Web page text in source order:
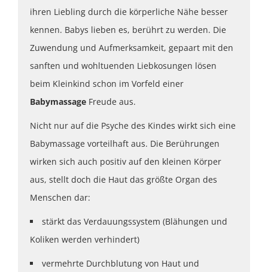
ihren Liebling durch die körperliche Nähe besser
kennen. Babys lieben es, berührt zu werden. Die
Zuwendung und Aufmerksamkeit, gepaart mit den
sanften und wohltuenden Liebkosungen lösen
beim Kleinkind schon im Vorfeld einer
Babymassage Freude aus.
Nicht nur auf die Psyche des Kindes wirkt sich eine
Babymassage vorteilhaft aus. Die Berührungen
wirken sich auch positiv auf den kleinen Körper
aus, stellt doch die Haut das größte Organ des
Menschen dar:
stärkt das Verdauungssystem (Blähungen und
Koliken werden verhindert)
vermehrte Durchblutung von Haut und